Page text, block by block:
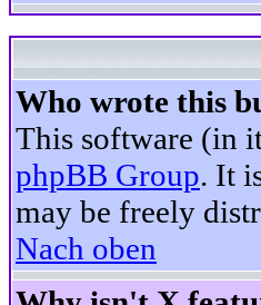
Who wrote this
This software (in
phpBB Group. It
may be freely
Nach oben